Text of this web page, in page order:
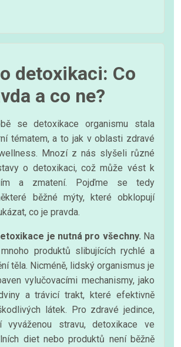
detoxikaci: Co
a co ne?
se detoxikace organismu stala
tématem, a to jak v oblasti zdravé
Mnozí z nás slyšeli různé
o detoxikaci, což může vést k
a zmatení. Pojďme se tedy
běžné mýty, které obklopují
co je pravda.
je nutná pro všechny. Na
produktů slibujících rychlé a
těla. Nicméně, lidský organismus je
vylučovacími mechanismy, jako
a trávicí trakt, které efektivně
látek. Pro zdravé jedince,
vyváženou stravu, detoxikace ve
diet nebo produktů není běžně